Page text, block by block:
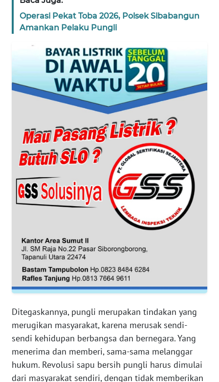
Operasi Pekat Toba 2026, Polsek Sibabangun
Amankan Pelaku Pungli
Ditegaskannya, pungli merupakan tindakan yang
merugikan masyarakat, karena merusak sendi-
sendi kehidupan berbangsa dan bernegara. Yang
menerima dan memberi, sama-sama melanggar
hukum. Revolusi sapu bersih pungli harus dimulai
dari masyarakat sendiri, dengan tidak memberikan
JAKARTA
WN
BANTEN
WN
KEPRI
WN
PAPUA
BARAT
WN
RIAU
SERAMBI
WN
JAMBI
WN